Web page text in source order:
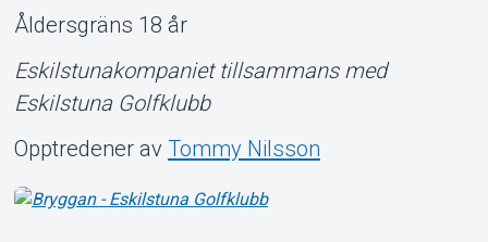
Åldersgräns 18 år
Eskilstunakompaniet tillsammans med
Eskilstuna Golfklubb
Opptredener av Tommy Nilsson